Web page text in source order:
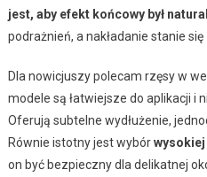
jest, aby efekt końcowy był
podrażnień, a nakładanie stanie
Dla nowicjuszy polecam rzęsy w
modele są łatwiejsze do aplikacji i
Oferują subtelne wydłużenie,
Równie istotny jest wybór
on być bezpieczny dla delikatnej